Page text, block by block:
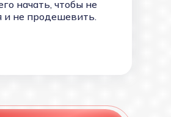
начать, чтобы не
и не продешевить.